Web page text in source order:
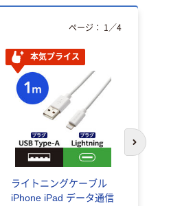
本気プライス
ライトニングケーブル
iPhone iPad データ通信
ページ： 1 ／4
次のスライド